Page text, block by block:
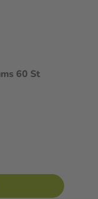
60 St